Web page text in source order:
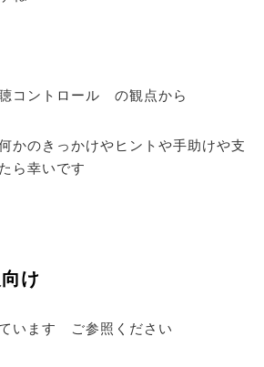
ントロール の観点から
のきっかけやヒントや手助けや支
ら幸いです
け
います ご参照ください